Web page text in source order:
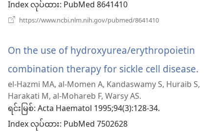
င့်
နေ
Index လုပ်ထား‎: PubMed 8641410
https://www.ncbi.nlm.nih.gov/pubmed/8641410
နေ
ပါ
တယ်)
On the use of hydroxyurea/erythropoietin
combination therapy for sickle cell disease.
အ
el-Hazmi MA, al-Momen A, Kandaswamy S, Huraib S,
Harakati M, al-Mohareb F, Warsy AS.
ရင်းမြစ်‎: Acta Haematol 1995;94(3):128-34.
Index လုပ်ထား‎: PubMed 7502628